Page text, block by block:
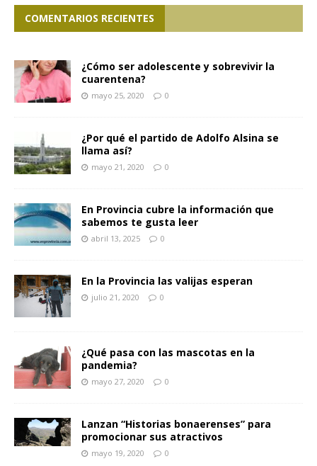
COMENTARIOS RECIENTES
¿Cómo ser adolescente y sobrevivir la
cuarentena?
mayo 25, 2020 0
¿Por qué el partido de Adolfo Alsina se
llama así?
mayo 21, 2020 0
En Provincia cubre la información que
sabemos te gusta leer
abril 13, 2025 0
En la Provincia las valijas esperan
julio 21, 2020 0
¿Qué pasa con las mascotas en la
pandemia?
mayo 27, 2020 0
Lanzan “Historias bonaerenses” para
promocionar sus atractivos
mayo 19, 2020 0